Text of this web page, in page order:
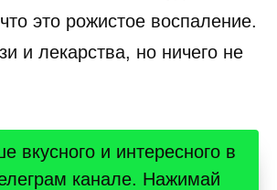
это рожистое воспаление.
и лекарства, но ничего не
вкусного и интересного в
канале. Нажимай